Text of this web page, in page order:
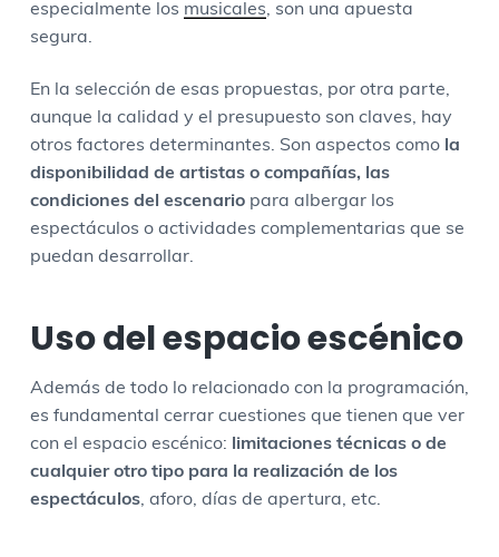
especialmente los musicales, son una apuesta
segura.
En la selección de esas propuestas, por otra parte,
aunque la calidad y el presupuesto son claves, hay
otros factores determinantes. Son aspectos como la
disponibilidad de artistas o compañías, las
condiciones del escenariopara albergar los
espectáculos o actividades complementarias que se
puedan desarrollar.
Uso del espacio escénico
Además de todo lo relacionado con la programación,
es fundamental cerrar cuestiones que tienen que ver
con el espacio escénico: limitaciones técnicas o de
cualquier otro tipo para la realización de los
espectáculos, aforo, días de apertura, etc.